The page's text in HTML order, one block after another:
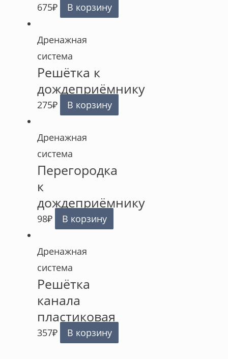
675₽ В корзину
Дренажная
система
Решётка к
дождеприёмнику
275₽ В корзину
Дренажная
система
Перегородка
к
дождеприёмнику
98₽ В корзину
Дренажная
система
Решётка
канала
пластиковая
357₽ В корзину